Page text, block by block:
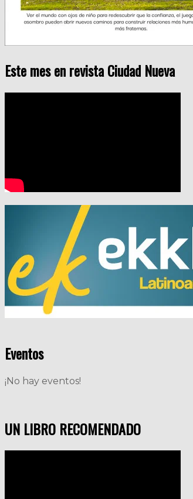
Este mes en revista Ciudad Nueva
Eventos
¡No hay eventos!
UN LIBRO RECOMENDADO